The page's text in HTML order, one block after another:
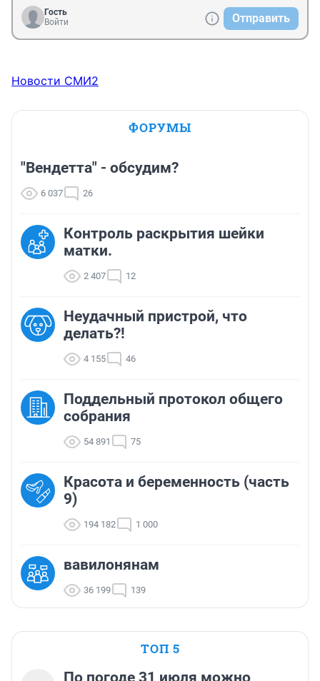
Гость
Войти
Отправить
Новости СМИ2
ФОРУМЫ
"Вендетта" - обсудим?
6 037 26
Контроль раскрытия шейки
матки.
2 407 12
Неудачный пристрой, что
делать?!
4 155 46
Поддельный протокол общего
собрания
54 891 75
Красота и беременность (часть
9)
194 182 1 000
вавилонянам
36 199 139
ТОП 5
По погоде 31 июля можно